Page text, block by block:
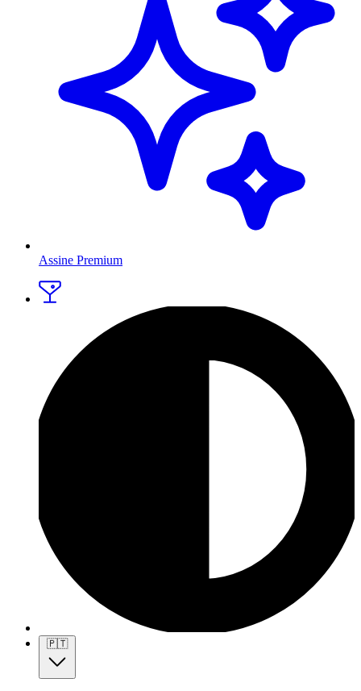
Assine Premium
🇵🇹